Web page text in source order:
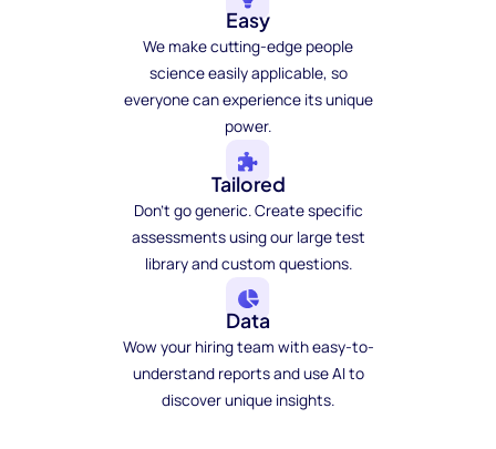
Easy
We make cutting-edge people
science easily applicable, so
everyone can experience its unique
power.
Tailored
Don't go generic. Create specific
assessments using our large test
library and custom questions.
Data
Wow your hiring team with easy-to-
understand reports and use AI to
discover unique insights.